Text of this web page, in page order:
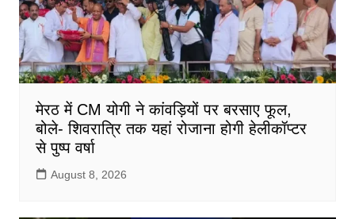
मेरठ में CM योगी ने कांवड़ियों पर बरसाए फूल,
बोले- शिवरात्रि तक यहां रोजाना होगी हेलीकॉप्टर
से पुष्प वर्षा
August 8, 2026